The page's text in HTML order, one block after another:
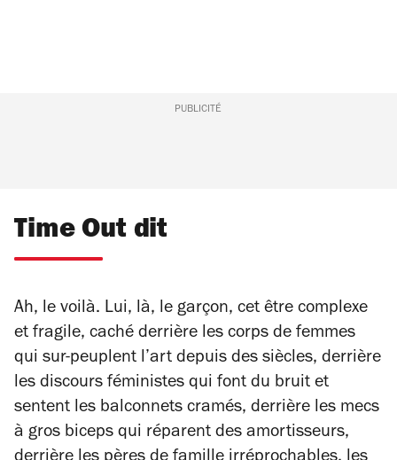
PUBLICITÉ
Time Out dit
Ah, le voilà. Lui, là, le garçon, cet être complexe
et fragile, caché derrière les corps de femmes
qui sur-peuplent l’art depuis des siècles, derrière
les discours féministes qui font du bruit et
sentent les balconnets cramés, derrière les mecs
à gros biceps qui réparent des amortisseurs,